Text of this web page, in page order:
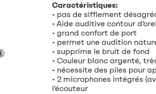
Caractéristiques:
• pas de sifflement
• Aide auditive contour
• grand confort de port
• permet une audition
• supprime le bruit de fond
• Couleur blanc argenté,
• nécessite des piles pour
• 2 microphones intégrés
l'écouteur